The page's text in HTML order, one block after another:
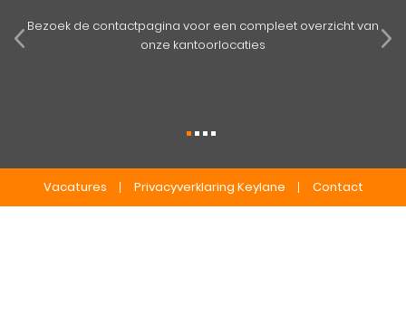
Bezoek de contactpagina voor een compleet overzicht van
onze kantoorlocaties
Vacatures Privacyverklaring Keylane Contact